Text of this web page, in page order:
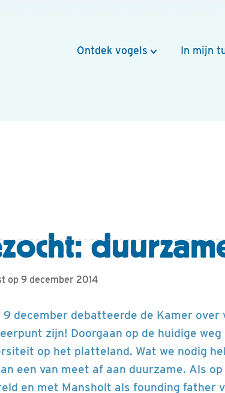
Ontdek vogels In mijn
op 9 december 2014
9 december debatteerde de Kamer
zijn! Doorgaan op de huidige
op het platteland. Wat we nodig
een van meet af aan duurzame. Als
en met Mansholt als founding father